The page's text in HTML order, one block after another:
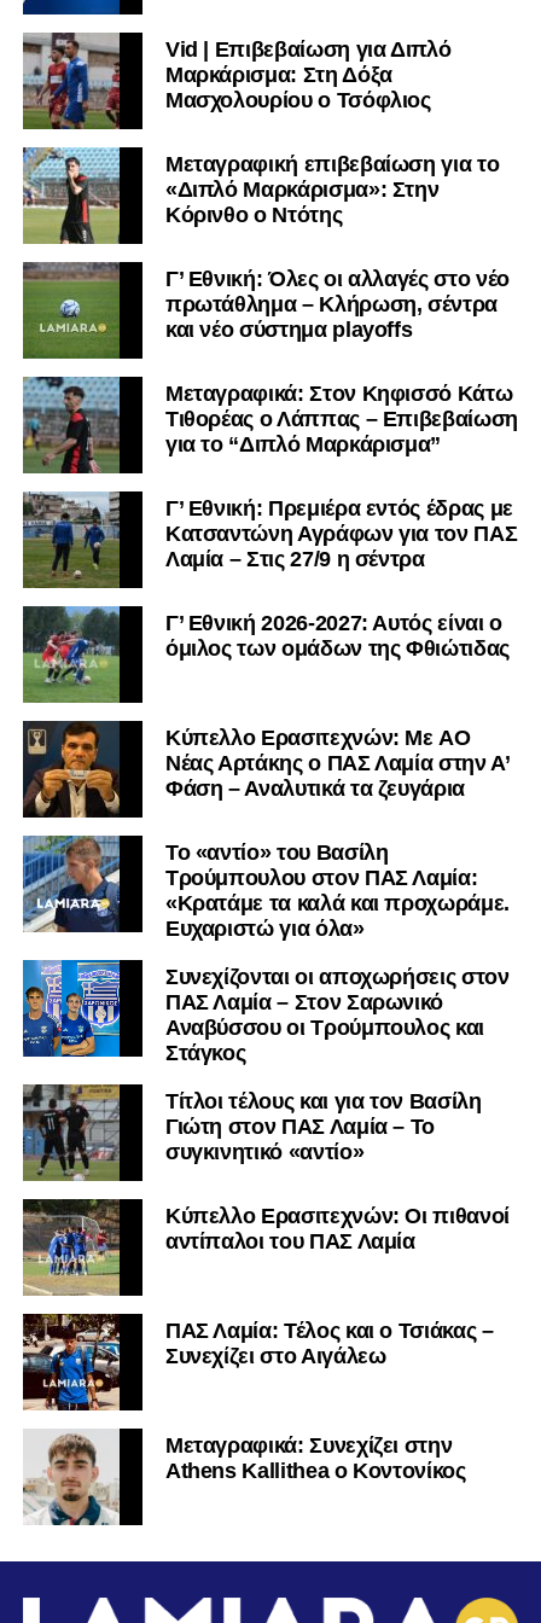
Καλωσορίζουμε τον Βασίλη στην οικογένεια του
Σαρωνικού και του ευχόμαστε υγεία και πολλές
επιτυχίες.»
Η ανακοίνωση για τον Χρυσόστομο Στάγκο
απόκτηση του τερματοφύλακα Χρυσόστομου Στάγκου.
Ο 24χρονος τερματοφύλακας (γεννημένος στις
στη Γ’ Εθνική με τον ΠΑΣ Λαμία. Στο παρελθόν
αγωνίστηκε στον Λεβαδειακό, ενώ πέρασε και από ομάδες
της Serie D στην Ιταλία, όπως οι Nocerina, S. Maria
ποδοσφαιρική του διαδρομή από τον Απόλλωνα Σμύρνης.
Τον καλωσορίζουμε στην οικογένεια του Σαρωνικού και
του ευχόμαστε υγεία και επιτυχίες.»
Ακολουθήστε το lamiara.grστοGoogle Newsγια να
μαθαίνετε πρώτοι τα κυανόλευκα νέα στην Ελλάδα και τον
υπόλοιπο κόσμο. Ακολουθήστε το lamiara.gr στο
Facebook
Twitterκαι στοInstagram για να
μαθαίνετε σε χρόνο dt όλα τα νέα.
Vid | Επιβεβαίωση για Διπλό
Μαρκάρισμα: Στη Δόξα
Μασχολουρίου ο Τσόφλιος
Μεταγραφική επιβεβαίωση για το
«Διπλό Μαρκάρισμα»: Στην
Κόρινθο ο Ντότης
Γ’ Εθνική: Όλες οι αλλαγές στο νέο
πρωτάθλημα – Κλήρωση, σέντρα
και νέο σύστημα playoffs
Μεταγραφικά: Στον Κηφισσό Κάτω
Τιθορέας ο Λάππας – Επιβεβαίωση
για το “Διπλό Μαρκάρισμα”
Γ’ Εθνική: Πρεμιέρα εντός έδρας με
Κατσαντώνη Αγράφων για τον ΠΑΣ
Λαμία – Στις 27/9 η σέντρα
Γ’ Εθνική 2026-2027: Αυτός είναι ο
όμιλος των ομάδων της Φθιώτιδας
Kύπελλο Ερασιτεχνών: Με AO
Nέας Αρτάκης ο ΠΑΣ Λαμία στην Α’
Φάση – Αναλυτικά τα ζευγάρια
Το «αντίο» του Βασίλη
Τρούμπουλου στον ΠΑΣ Λαμία:
«Κρατάμε τα καλά και προχωράμε.
Ευχαριστώ για όλα»
Συνεχίζονται οι αποχωρήσεις στον
ΠΑΣ Λαμία – Στον Σαρωνικό
Αναβύσσου οι Τρούμπουλος και
Στάγκος
Τίτλοι τέλους και για τον Βασίλη
Γιώτη στον ΠΑΣ Λαμία – Το
συγκινητικό «αντίο»
Κύπελλο Ερασιτεχνών: Οι πιθανοί
αντίπαλοι του ΠΑΣ Λαμία
ΠΑΣ Λαμία: Τέλος και ο Τσιάκας –
Συνεχίζει στο Αιγάλεω
Mεταγραφικά: Συνεχίζει στην
Athens Kallithea ο Κοντονίκος